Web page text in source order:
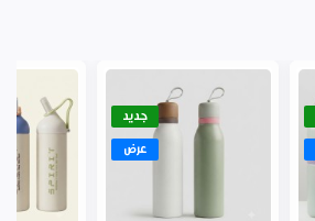
جديد
عرض